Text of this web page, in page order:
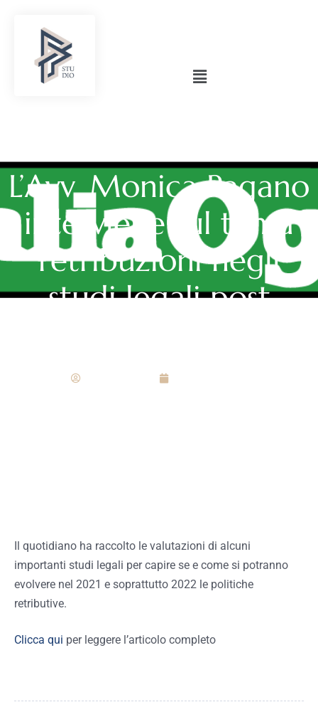
L’Avv. Monica Pagano
interviene sul tema
retribuzioni negli
studi legali post
Il quotidiano ha raccolto le valutazioni di alcuni
importanti studi legali per capire se e come si potranno
evolvere nel 2021 e soprattutto 2022 le politiche
retributive.
Clicca qui per leggere l’articolo completo